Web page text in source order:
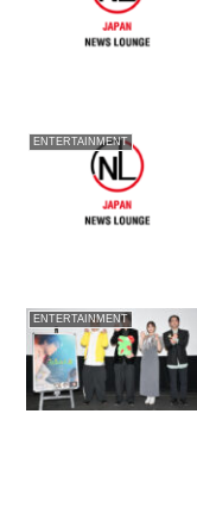
ENTERTAINMENT
ENTERTAINMENT